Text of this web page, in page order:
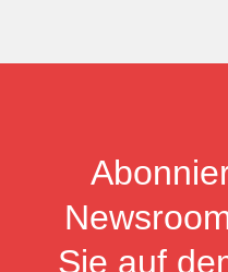
Sie auf